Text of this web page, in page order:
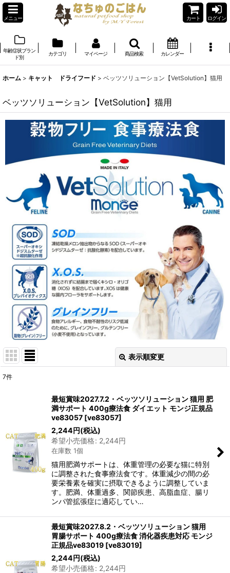
メニュー カート ログイン
年齢症状ブラン
ド別
カテゴリ マイページ 商品検索 カレンダー
ホーム > キャット ドライフード > ベッツソリューション【VetSolution】猫用
ベッツソリューション【VetSolution】猫用
表示順変更
並び順:
絞り込む
7件
最短賞味2027.7.2・ベッツソリューション 猫用 肥
満サポート 400g療法食 ダイエット モンジ正規品
ve83057 [ve83057]
2,244円(税込)
希望小売価格: 2,244円
在庫数 1個
猫用肥満サポートは、体重管理の必要な猫に特別
に調整された食事療法食です。体重減少の間の必
要栄養素を確実に摂取できるように調整していま
す。肥満、体重過多、関節疾患、高脂血症、腸リ
ンパ管拡張症に適応してい…
最短賞味2027.8.2・ベッツソリューション 猫用
胃腸サポート 400g療法食 消化器疾患対応 モンジ
正規品ve83019 [ve83019]
2,244円(税込)
希望小売価格: 2,244円